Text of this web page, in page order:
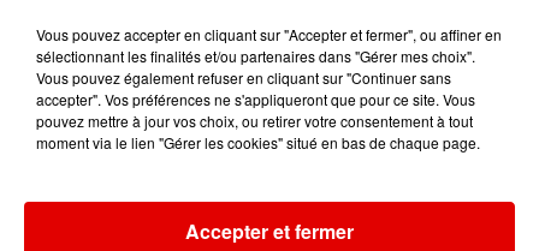
BABY BASH
Suga Suga
ADELE CASTILLON
Ete Avec Toi
EURYTHMICS
Sexcrime
Vous pouvez accepter en cliquant sur "Accepter et fermer", ou affiner en
sélectionnant les finalités et/ou partenaires dans "Gérer mes choix".
Vous pouvez également refuser en cliquant sur "Continuer sans
accepter". Vos préférences ne s'appliqueront que pour ce site. Vous
pouvez mettre à jour vos choix, ou retirer votre consentement à tout
moment via le lien "Gérer les cookies" situé en bas de chaque page.
Accepter et fermer